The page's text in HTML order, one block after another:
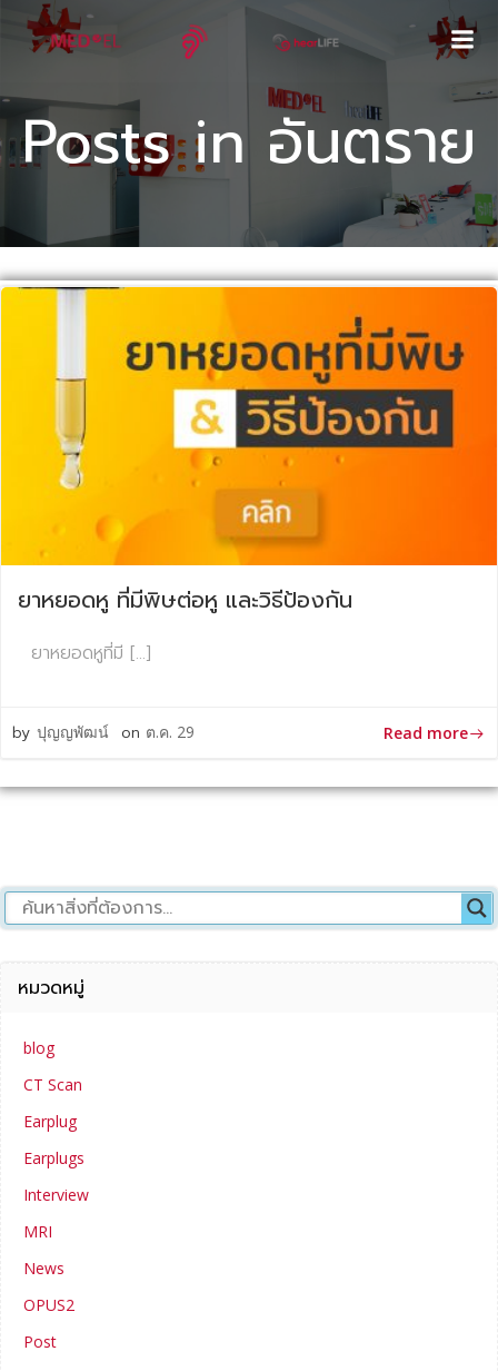
Posts in อันตราย
ยาหยอดหู ที่มีพิษต่อหู และวิธีป้องกัน
ยาหยอดหูที่มี […]
by ปุญญพัฒน์ on ต.ค. 29 Read more
หมวดหมู่
blog
CT Scan
Earplug
Earplugs
Interview
MRI
News
OPUS2
Post